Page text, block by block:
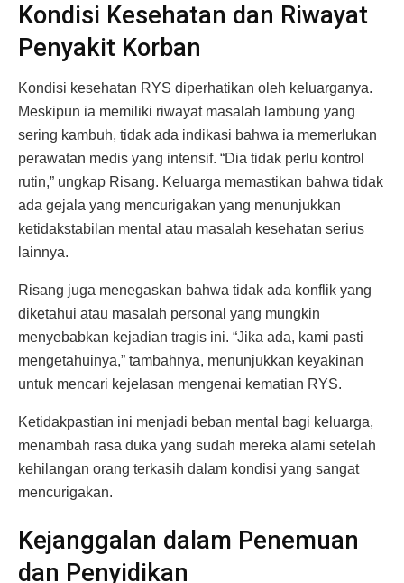
Kondisi Kesehatan dan Riwayat
Penyakit Korban
Kondisi kesehatan RYS diperhatikan oleh keluarganya.
Meskipun ia memiliki riwayat masalah lambung yang
sering kambuh, tidak ada indikasi bahwa ia memerlukan
perawatan medis yang intensif. “Dia tidak perlu kontrol
rutin,” ungkap Risang. Keluarga memastikan bahwa tidak
ada gejala yang mencurigakan yang menunjukkan
ketidakstabilan mental atau masalah kesehatan serius
lainnya.
Risang juga menegaskan bahwa tidak ada konflik yang
diketahui atau masalah personal yang mungkin
menyebabkan kejadian tragis ini. “Jika ada, kami pasti
mengetahuinya,” tambahnya, menunjukkan keyakinan
untuk mencari kejelasan mengenai kematian RYS.
Ketidakpastian ini menjadi beban mental bagi keluarga,
menambah rasa duka yang sudah mereka alami setelah
kehilangan orang terkasih dalam kondisi yang sangat
mencurigakan.
Kejanggalan dalam Penemuan
dan Penyidikan